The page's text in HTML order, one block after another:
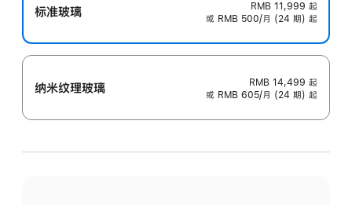
标准玻璃 RMB 11,999 起
或 RMB 500/月 (24 期) 起
纳米纹理玻璃 RMB 14,499 起
或 RMB 605/月 (24 期) 起